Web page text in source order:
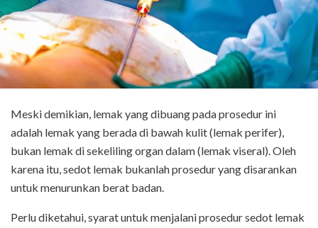
Meski demikian, lemak yang dibuang pada prosedur ini
adalah lemak yang berada di bawah kulit (lemak perifer),
bukan lemak di sekeliling organ dalam (lemak viseral). Oleh
karena itu, sedot lemak bukanlah prosedur yang disarankan
untuk menurunkan berat badan.
Perlu diketahui, syarat untuk menjalani prosedur sedot lemak